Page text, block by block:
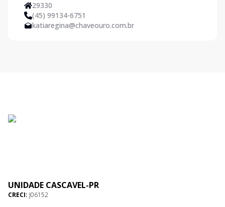
29330
(45) 99134-6751
katiaregina@chaveouro.com.br
UNIDADE CASCAVEL-PR
CRECI: J06152